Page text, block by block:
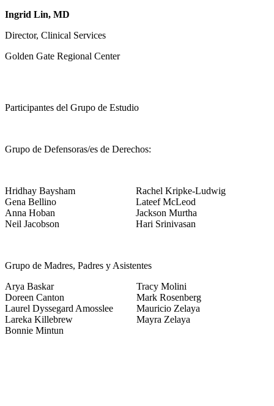
Ingrid Lin, MD
Director, Clinical Services
Golden Gate Regional Center
Participantes del Grupo de Estudio
Grupo de Defensoras/es de Derechos:
Hridhay Baysham
Rachel Kripke-Ludwig
Gena Bellino
Lateef McLeod
Anna Hoban
Jackson Murtha
Neil Jacobson
Hari Srinivasan
Grupo de Madres, Padres y Asistentes
Arya Baskar
Tracy Molini
Doreen Canton
Mark Rosenberg
Laurel Dyssegard Amosslee
Mauricio Zelaya
Lareka Killebrew
Mayra Zelaya
Bonnie Mintun